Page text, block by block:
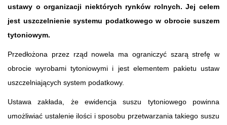
ustawy o organizacji niektórych rynków rolnych. Jej celem
jest uszczelnienie systemu podatkowego w obrocie suszem
tytoniowym.
Przedłożona przez rząd nowela ma ograniczyć szarą strefę w
obrocie wyrobami tytoniowymi i jest elementem pakietu ustaw
uszczelniających system podatkowy.
Ustawa zakłada, że ewidencja suszu tytoniowego powinna
umożliwiać ustalenie ilości i sposobu przetwarzania takiego suszu